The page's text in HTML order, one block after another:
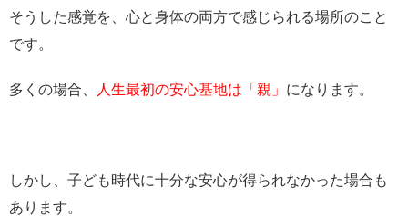
そうした感覚を、心と身体の両方で感じられる場所のこと
です。
多くの場合、 人生最初の安心基地は「親」 になります。
しかし、子ども時代に十分な安心が得られなかった場合も
あります。